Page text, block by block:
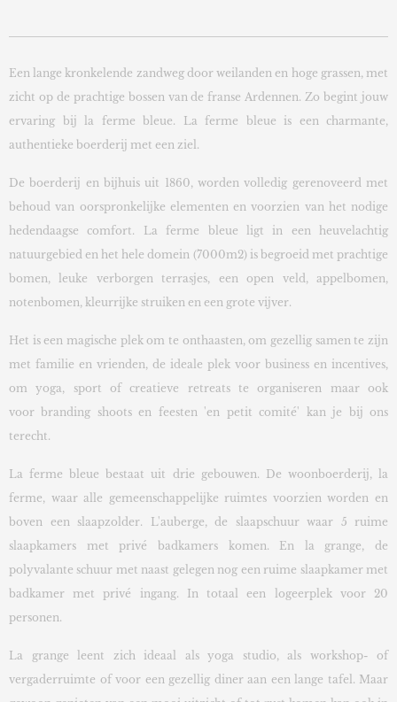
Een lange kronkelende zandweg door weilanden en hoge grassen, met
zicht op de prachtige bossen van de franse Ardennen. Zo begint jouw
ervaring bij la ferme bleue. La ferme bleue is een charmante,
authentieke boerderij met een ziel.
De boerderij en bijhuis uit 1860, worden volledig gerenoveerd met
behoud van oorspronkelijke elementen en voorzien van het nodige
hedendaagse comfort. La ferme bleue ligt in een heuvelachtig
natuurgebied en het hele domein (7000m2) is begroeid met prachtige
bomen, leuke verborgen terrasjes, een open veld, appelbomen,
notenbomen, kleurrijke struiken en een grote vijver.
Het is een magische plek om te onthaasten, om gezellig samen te zijn
met familie en vrienden, de ideale plek voor business en incentives,
om yoga, sport of creatieve retreats te organiseren maar ook
voor branding shoots en feesten 'en petit comité' kan je bij ons
terecht.
La ferme bleue bestaat uit drie gebouwen. De woonboerderij, la
ferme, waar alle gemeenschappelijke ruimtes voorzien worden en
boven een slaapzolder. L'auberge, de slaapschuur waar 5 ruime
slaapkamers met privé badkamers komen. En la grange, de
polyvalante schuur met naast gelegen nog een ruime slaapkamer met
badkamer met privé ingang. In totaal een logeerplek voor 20
personen.
La grange leent zich ideaal als yoga studio, als workshop- of
vergaderruimte of voor een gezellig diner aan een lange tafel. Maar